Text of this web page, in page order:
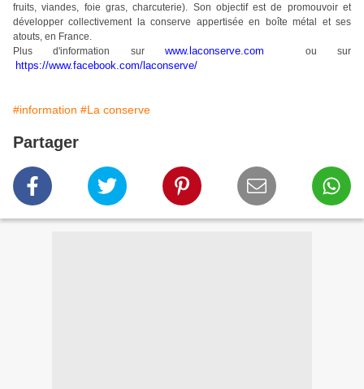
fruits, viandes, foie gras, charcuterie). Son objectif est de promouvoir et
développer collectivement la conserve appertisée en boîte métal et ses
atouts, en France.
Plus d'information sur www.laconserve.com ou sur
https://www.facebook.com/laconserve/
#information #La conserve
Partager